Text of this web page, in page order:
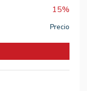
15%
Precio